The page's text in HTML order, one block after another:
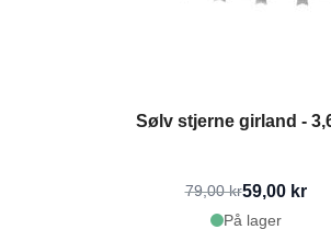
Sølv stjerne girland -
79,00 kr59,00 kr
På lager